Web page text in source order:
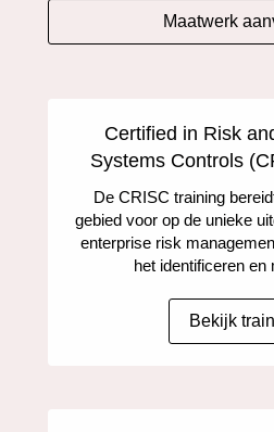
Maatwerk
Certified in Risk
Systems Controls
De CRISC training
gebied voor op de unieke
enterprise risk
het identificeren
Bekijk